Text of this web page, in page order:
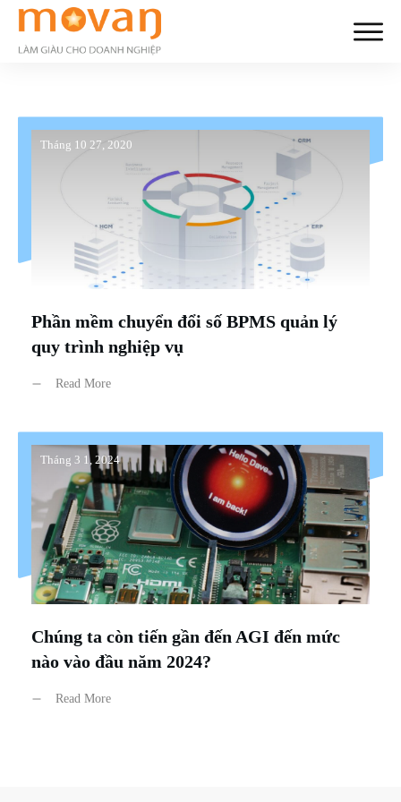
Tháng 10 27, 2020
Phần mềm chuyển đổi số BPMS quản lý
quy trình nghiệp vụ
Read More
Tháng 3 1, 2024
Chúng ta còn tiến gần đến AGI đến mức
nào vào đầu năm 2024?
Read More